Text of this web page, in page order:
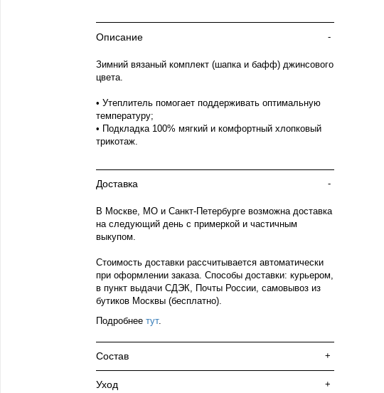
Описание -
Зимний вязаный комплект (шапка и бафф) джинсового
цвета.
• Утеплитель помогает поддерживать оптимальную
температуру;
• Подкладка 100% мягкий и комфортный хлопковый
трикотаж.
Доставка -
В Москве, МО и Санкт-Петербурге возможна доставка
на следующий день с примеркой и частичным
выкупом.
Стоимость доставки рассчитывается автоматически
при оформлении заказа. Способы доставки: курьером,
в пункт выдачи СДЭК, Почты России, самовывоз из
бутиков Москвы (бесплатно).
Подробнее тут.
Состав +
Уход +